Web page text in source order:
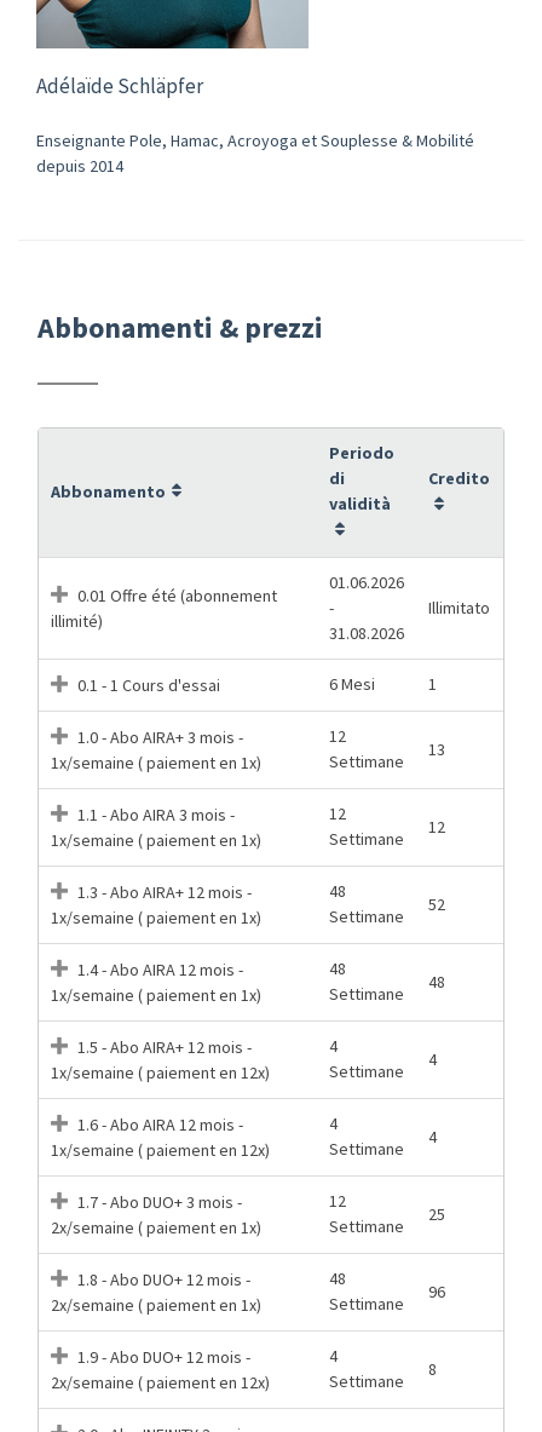
Adélaïde Schläpfer
Enseignante Pole, Hamac, Acroyoga et Souplesse & Mobilité
depuis 2014
Abbonamenti & prezzi
Abbonamento
Periodo
di
validità
Credito
0.01 Offre été (abonnement
illimité)
01.06.2026
-
31.08.2026
Illimitato
0.1 - 1 Cours d'essai 6 Mesi 1
1.0 - Abo AIRA+ 3 mois -
1x/semaine ( paiement en 1x)
12
Settimane
13
1.1 - Abo AIRA 3 mois -
1x/semaine ( paiement en 1x)
12
Settimane
12
1.3 - Abo AIRA+ 12 mois -
1x/semaine ( paiement en 1x)
48
Settimane
52
1.4 - Abo AIRA 12 mois -
1x/semaine ( paiement en 1x)
48
Settimane
48
1.5 - Abo AIRA+ 12 mois -
1x/semaine ( paiement en 12x)
4
Settimane
4
1.6 - Abo AIRA 12 mois -
1x/semaine ( paiement en 12x)
4
Settimane
4
1.7 - Abo DUO+ 3 mois -
2x/semaine ( paiement en 1x)
12
Settimane
25
1.8 - Abo DUO+ 12 mois -
2x/semaine ( paiement en 1x)
48
Settimane
96
1.9 - Abo DUO+ 12 mois -
2x/semaine ( paiement en 12x)
4
Settimane
8